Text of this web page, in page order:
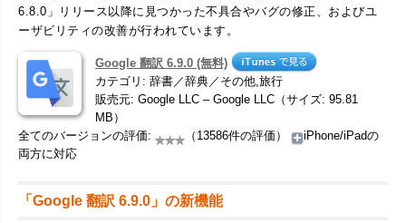
6.8.0」リリース以降に見つかった不具合やバグの修正、およびユ
ーザビリティの改善が行われています。
Google 翻訳 6.9.0 (無料)
カテゴリ: 辞書／辞典／その他,旅行
販売元: Google LLC – Google LLC（サイズ: 95.81
MB）
全てのバージョンの評価:
（13586件の評価）
iPhone/iPadの
両方に対応
「Google 翻訳 6.9.0」の新機能